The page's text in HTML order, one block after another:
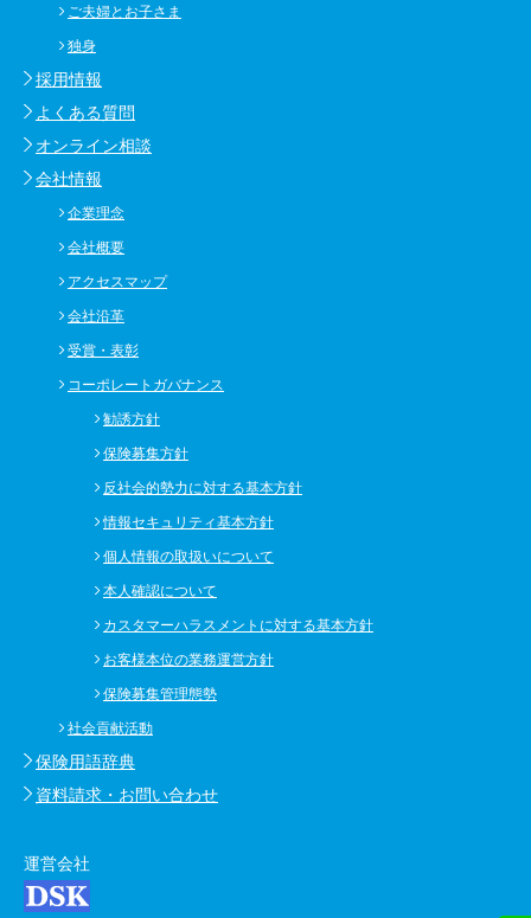
ご夫婦とお子さま
独身
採用情報
よくある質問
オンライン相談
会社情報
企業理念
会社概要
アクセスマップ
会社沿革
受賞・表彰
コーポレートガバナンス
勧誘方針
保険募集方針
反社会的勢力に対する基本方針
情報セキュリティ基本方針
個人情報の取扱いについて
本人確認について
カスタマーハラスメントに対する基本方針
お客様本位の業務運営方針
保険募集管理態勢
社会貢献活動
保険用語辞典
資料請求・お問い合わせ
運営会社